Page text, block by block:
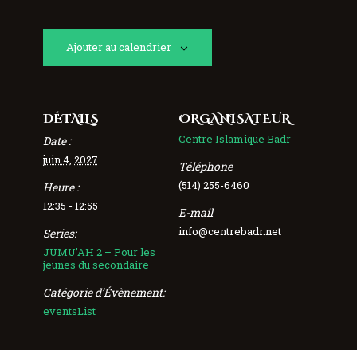
Ajouter au calendrier
DÉTAILS
Date :
juin 4, 2027
Heure :
12:35 - 12:55
Series:
JUMU’AH 2 – Pour les
jeunes du secondaire
Catégorie d’Évènement:
eventsList
ORGANISATEUR
Centre Islamique Badr
Téléphone
(514) 255-6460
E-mail
info@centrebadr.net